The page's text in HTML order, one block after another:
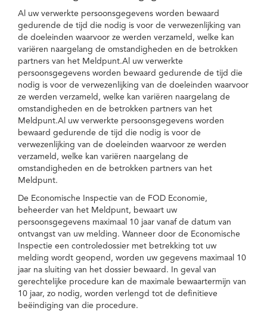
Al uw verwerkte persoonsgegevens worden bewaard
gedurende de tijd die nodig is voor de verwezenlijking van
de doeleinden waarvoor ze werden verzameld, welke kan
variëren naargelang de omstandigheden en de betrokken
partners van het Meldpunt.Al uw verwerkte
persoonsgegevens worden bewaard gedurende de tijd die
nodig is voor de verwezenlijking van de doeleinden waarvoor
ze werden verzameld, welke kan variëren naargelang de
omstandigheden en de betrokken partners van het
Meldpunt.Al uw verwerkte persoonsgegevens worden
bewaard gedurende de tijd die nodig is voor de
verwezenlijking van de doeleinden waarvoor ze werden
verzameld, welke kan variëren naargelang de
omstandigheden en de betrokken partners van het
Meldpunt.
De Economische Inspectie van de FOD Economie,
beheerder van het Meldpunt, bewaart uw
persoonsgegevens maximaal 10 jaar vanaf de datum van
ontvangst van uw melding. Wanneer door de Economische
Inspectie een controledossier met betrekking tot uw
melding wordt geopend, worden uw gegevens maximaal 10
jaar na sluiting van het dossier bewaard. In geval van
gerechtelijke procedure kan de maximale bewaartermijn van
10 jaar, zo nodig, worden verlengd tot de definitieve
beëindiging van die procedure.